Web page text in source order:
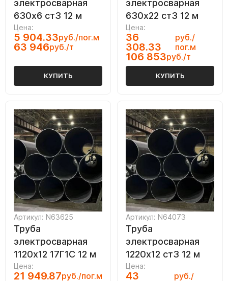
электросварная
630х6 ст3 12 м
Цена:
5 904.33руб./пог.м
63 946руб./т
КУПИТЬ
электросварная
630х22 ст3 12 м
Цена:
36
308.33
руб./
пог.м
106 853руб./т
КУПИТЬ
Артикул: N63625
Труба
электросварная
1120х12 17Г1С 12 м
Цена:
21 949.87руб./пог.м
Артикул: N64073
Труба
электросварная
1220х12 ст3 12 м
Цена:
43
руб./